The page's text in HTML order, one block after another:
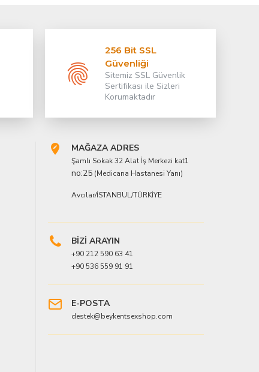
256 Bit SSL
Güvenliği
Sitemiz SSL Güvenlik
Sertifikası ile Sizleri
Korumaktadır
MAĞAZA ADRES
Şamlı Sokak 32 Alat İş Merkezi kat1
no:25 (Medicana Hastanesi Yanı)
Avcılar/İSTANBUL/TÜRKİYE
BİZİ ARAYIN
+90 212 590 63 41
+90 536 559 91 91
E-POSTA
destek@beykentsexshop.com